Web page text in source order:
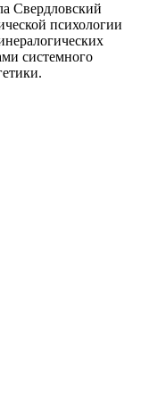
Свердловский
психологии
системного